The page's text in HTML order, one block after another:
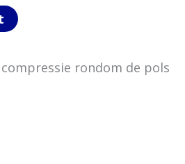
rondom de pols